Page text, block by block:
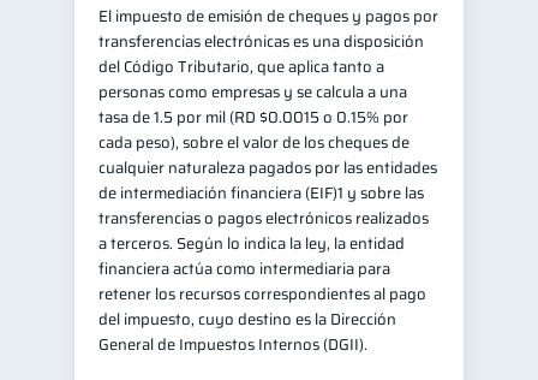
El impuesto de emisión de cheques y pagos por
transferencias electrónicas es una disposición
del Código Tributario, que aplica tanto a
personas como empresas y se calcula a una
tasa de 1.5 por mil (RD $0.0015 o 0.15% por
cada peso), sobre el valor de los cheques de
cualquier naturaleza pagados por las entidades
de intermediación financiera (EIF)1 y sobre las
transferencias o pagos electrónicos realizados
a terceros. Según lo indica la ley, la entidad
financiera actúa como intermediaria para
retener los recursos correspondientes al pago
del impuesto, cuyo destino es la Dirección
General de Impuestos Internos (DGII).